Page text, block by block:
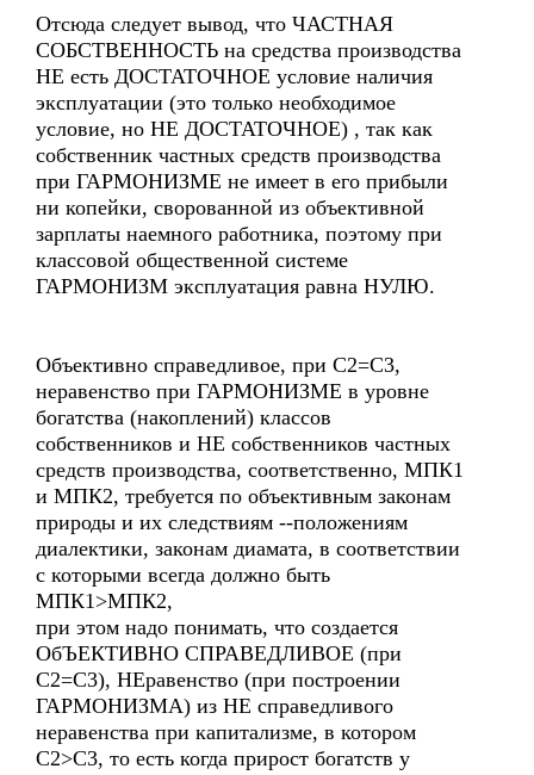
Отсюда следует вывод, что ЧАСТНАЯ
СОБСТВЕННОСТЬ на средства производства
НЕ есть ДОСТАТОЧНОЕ условие наличия
эксплуатации (это только необходимое
условие, но НЕ ДОСТАТОЧНОЕ) , так как
собственник частных средств производства
при ГАРМОНИЗМЕ не имеет в его прибыли
ни копейки, сворованной из объективной
зарплаты наемного работника, поэтому при
классовой общественной системе
ГАРМОНИЗМ эксплуатация равна НУЛЮ.
Объективно справедливое, при С2=С3,
неравенство при ГАРМОНИЗМЕ в уровне
богатства (накоплений) классов
собственников и НЕ собственников частных
средств производства, соответственно, МПК1
и МПК2, требуется по объективным законам
природы и их следствиям --положениям
диалектики, законам диамата, в соответствии
с которыми всегда должно быть
МПК1>МПК2,
при этом надо понимать, что создается
ОбЪЕКТИВНО СПРАВЕДЛИВОЕ (при
С2=С3), НЕравенство (при построении
ГАРМОНИЗМА) из НЕ справедливого
неравенства при капитализме, в котором
С2>С3, то есть когда прирост богатств у